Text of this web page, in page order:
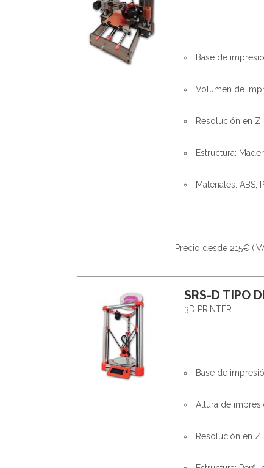
Base de
Volumen de
Resolución en
Estructura:
Materiales: ABS,
Precio desde 215€
SRS-D TIPO
3D PRINTER
Base de
Altura de
Resolución en